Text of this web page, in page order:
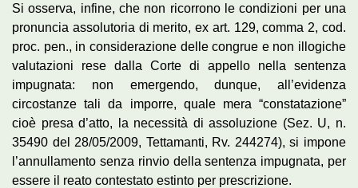
Si osserva, infine, che non ricorrono le condizioni per una
pronuncia assolutoria di merito, ex art. 129, comma 2, cod.
proc. pen., in considerazione delle congrue e non illogiche
valutazioni rese dalla Corte di appello nella sentenza
impugnata: non emergendo, dunque, all’evidenza
circostanze tali da imporre, quale mera “constatazione”
cioè presa d’atto, la necessità di assoluzione (Sez. U, n.
35490 del 28/05/2009, Tettamanti, Rv. 244274), si impone
l’annullamento senza rinvio della sentenza impugnata, per
essere il reato contestato estinto per prescrizione.